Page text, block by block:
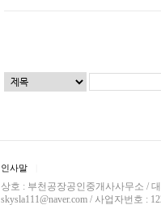
인사말
상호 : 부천공장공인중개사사무소 /
skysla111@naver.com / 사업자번호 :